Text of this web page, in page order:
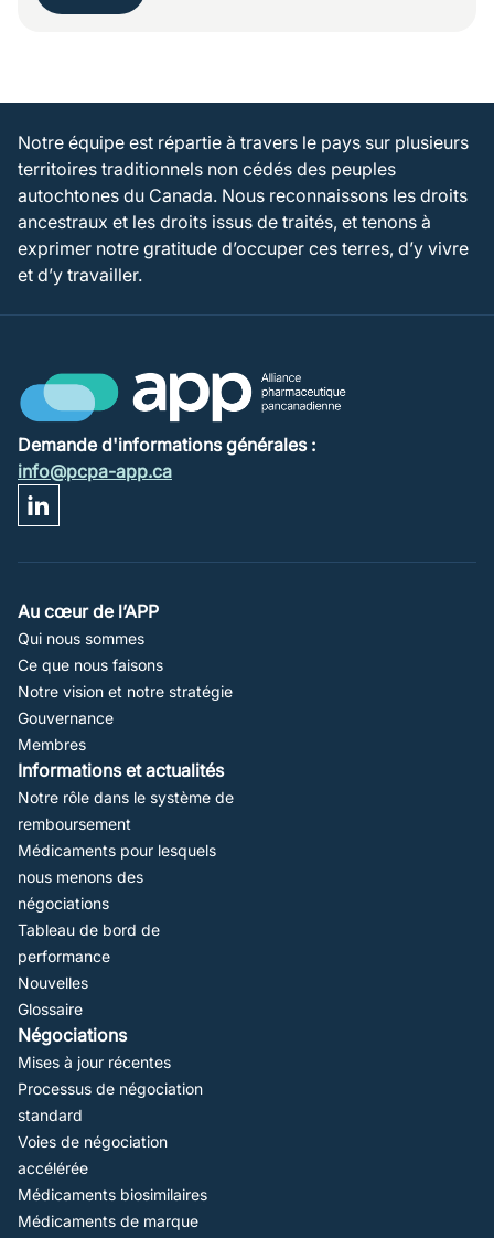
Notre équipe est répartie à travers le pays sur plusieurs
territoires traditionnels non cédés des peuples
autochtones du Canada. Nous reconnaissons les droits
ancestraux et les droits issus de traités, et tenons à
exprimer notre gratitude d’occuper ces terres, d’y vivre
et d’y travailler.
Demande d'informations générales :
info@pcpa-app.ca
Footer
Navigation
Au cœur de l’APP
Qui nous sommes
Ce que nous faisons
Notre vision et notre stratégie
Gouvernance
Membres
Informations et actualités
Notre rôle dans le système de
remboursement
Médicaments pour lesquels
nous menons des
négociations
Tableau de bord de
performance
Nouvelles
Glossaire
Négociations
Mises à jour récentes
Processus de négociation
standard
Voies de négociation
accélérée
Médicaments biosimilaires
Médicaments de marque